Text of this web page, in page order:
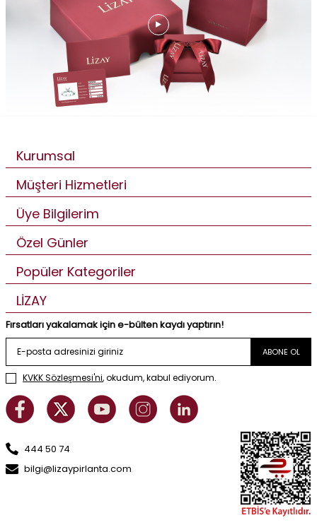
Kurumsal
Müşteri Hizmetleri
Üye Bilgilerim
Özel Günler
Popüler Kategoriler
LİZAY
Fırsatları yakalamak için e-bülten kaydı yaptırın!
ABONE OL
KVKK Sözleşmesi'ni, okudum, kabul ediyorum.
444 50 74
bilgi@lizaypirlanta.com